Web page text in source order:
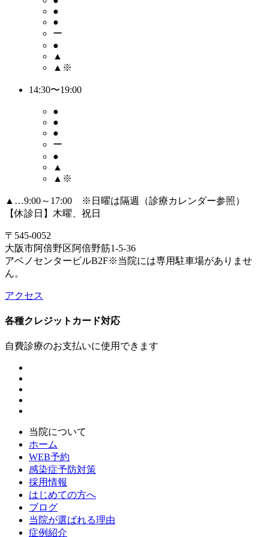
●
●
ー
●
▲
▲※
14:30〜19:00
●
●
●
ー
●
▲
▲※
▲…9:00～17:00 ※日曜は隔週（診療カレンダー参照）
【休診日】木曜、祝日
〒545-0052
大阪市阿倍野区阿倍野筋1-5-36
アベノセンタービルB2F※当院には専用駐車場がありませ
ん。
アクセス
各種クレジットカード対応
自費診療のお支払いに使用できます
当院について
ホーム
WEB予約
感染症予防対策
採用情報
はじめての方へ
ブログ
当院が選ばれる理由
症例紹介